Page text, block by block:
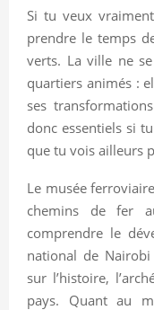
Si tu veux
prendre le temps
verts. La ville ne
quartiers animés :
ses
donc essentiels si
que tu vois ailleurs
Le musée
chemins de fer
comprendre le
national de
sur l’histoire,
pays. Quant au